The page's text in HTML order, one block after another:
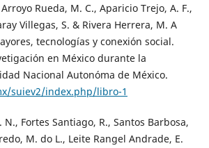
Rueda, M. C., Aparicio Trejo, A. F.,
Villegas, S. & Rivera Herrera, M. A
tecnologías y conexión social.
en México durante la
Nacional Autonóma de México.
suiev2/index.php/libro-1
Fortes Santiago, R., Santos Barbosa,
M. do L., Leite Rangel Andrade, E.